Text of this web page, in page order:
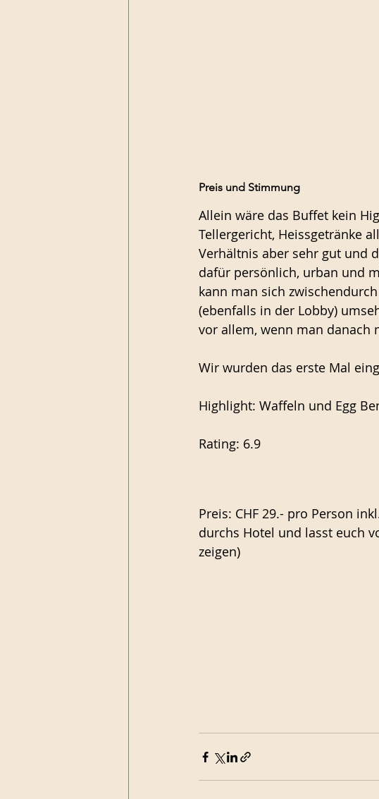
Preis und Stimmung
Allein wäre das Buffet kein
Tellergericht, Heissgetränke
Verhältnis aber sehr gut und
dafür persönlich, urban und
kann man sich
(ebenfalls in der Lobby)
vor allem, wenn man danach
Wir wurden das erste Mal
Highlight: Waffeln und Egg
Rating: 6.9
Preis: CHF 29.- pro Person
durchs Hotel und lasst euch
zeigen)